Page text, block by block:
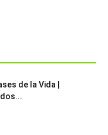
de la Vida |